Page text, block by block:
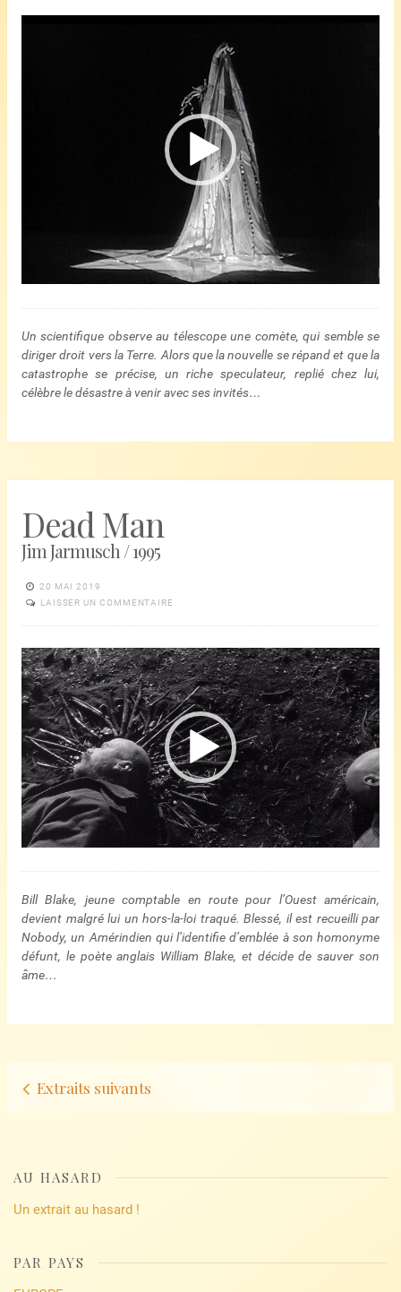
Un scientifique observe au télescope une comète, qui semble se
diriger droit vers la Terre. Alors que la nouvelle se répand et que la
catastrophe se précise, un riche speculateur, replié chez lui,
célèbre le désastre à venir avec ses invités…
Dead Man
Jim Jarmusch / 1995
20 MAI 2019
LAISSER UN COMMENTAIRE
Lecteur
vidéo
Bill Blake, jeune comptable en route pour l’Ouest américain,
devient malgré lui un hors-la-loi traqué. Blessé, il est recueilli par
Nobody, un Amérindien qui l’identifie d’emblée à son homonyme
défunt, le poète anglais William Blake, et décide de sauver son
âme…
Navigation
Extraits suivants
AU HASARD
Un extrait au hasard !
PAR PAYS